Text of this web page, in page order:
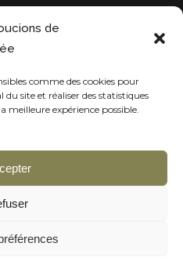
de
comme des cookies pour
site et réaliser des statistiques
meilleure expérience possible.